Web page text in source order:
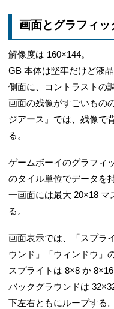
画面とグラフィッ
解像度は 160×144。
GB 本体は堅牢だけど液
側面に、コントラストの
画面の残像がすごいもの
ジアース』では、残像で
る。
ゲームボーイのグラフィ
のタイル単位でデータを持
一画面には最大 20×18 マ
る。
画面表示では、「スプラ
ウンド」「ウィンドウ」
スプライトは 8×8 か
バックグラウンドは
下左右ともにループする。